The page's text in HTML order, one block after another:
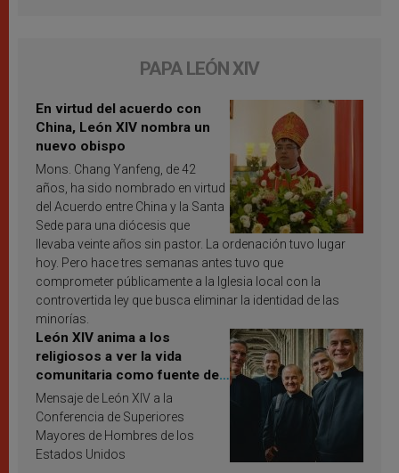
PAPA LEÓN XIV
En virtud del acuerdo con
China, León XIV nombra un
nuevo obispo
Mons. Chang Yanfeng, de 42
años, ha sido nombrado en virtud
del Acuerdo entre China y la Santa
Sede para una diócesis que
llevaba veinte años sin pastor. La ordenación tuvo lugar
hoy. Pero hace tres semanas antes tuvo que
comprometer públicamente a la Iglesia local con la
controvertida ley que busca eliminar la identidad de las
minorías.
León XIV anima a los
religiosos a ver la vida
comunitaria como fuente de
inspiración y santificación
Mensaje de León XIV a la
Conferencia de Superiores
Mayores de Hombres de los
Estados Unidos